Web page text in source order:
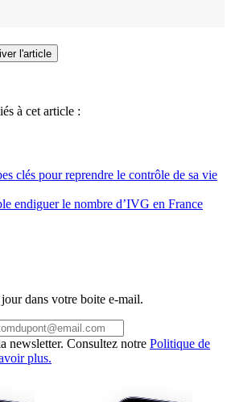
l'article
à cet article :
clés pour reprendre le contrôle de sa vie
endiguer le nombre d’IVG en France
dans votre boite e-mail.
newsletter. Consultez notre Politique de
plus.